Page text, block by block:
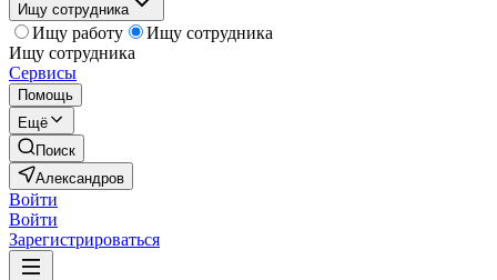
Ищу сотрудника
Ищу работу
Ищу сотрудника
Ищу сотрудника
Сервисы
Помощь
Ещё
Поиск
Александров
Войти
Войти
Зарегистрироваться